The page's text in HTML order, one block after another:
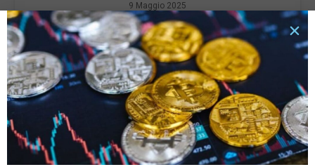
9 Maggio 2025
LEGGI TUTTO »